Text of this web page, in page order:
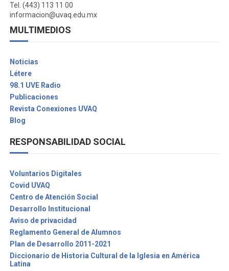
Tel. (443) 113 11 00
informacion@uvaq.edu.mx
MULTIMEDIOS
Noticias
Létere
98.1 UVE Radio
Publicaciones
Revista Conexiones UVAQ
Blog
RESPONSABILIDAD SOCIAL
Voluntarios Digitales
Covid UVAQ
Centro de Atención Social
Desarrollo Institucional
Aviso de privacidad
Reglamento General de Alumnos
Plan de Desarrollo 2011-2021
Diccionario de Historia Cultural de la Iglesia en América
Latina